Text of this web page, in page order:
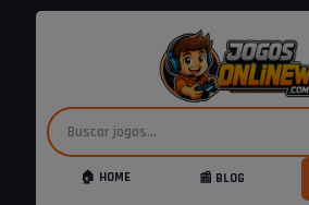
🏠 HOME 📰 BLOG